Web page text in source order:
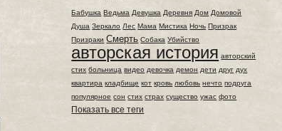
Бабушка Ведьма Девушка Деревня Дом Домовой
Душа Зеркало Лес Мама Мистика Ночь Призрак
Призраки Смерть Собака Убийство
авторская история авторский
стих больница видео девочка демон дети друг дух
квартира кладбище кот кровь любовь нечто подруга
популярное сон стих страх существо ужас фото
Показать все теги